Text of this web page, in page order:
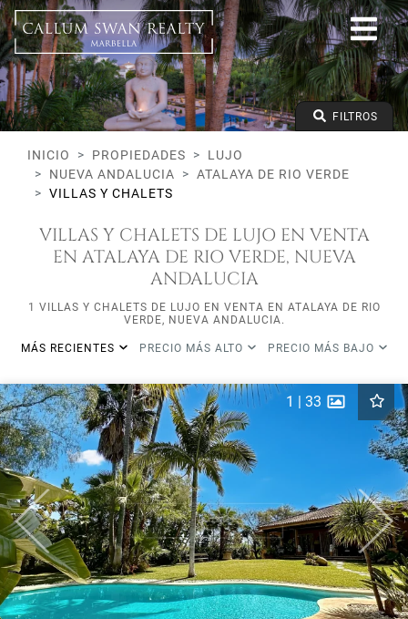
Lujo
Nueva Andalucia
Atalaya de Rio Verde
Villas y Chalets
Precio desde
Precio hasta
Dormitorios mínimos FILTROS
INICIO PROPIEDADES
LUJO
NUEVA ANDALUCIA
ATALAYA DE RIO VERDE
VILLAS Y CHALETS
VILLAS Y CHALETS DE LUJO EN VENTA
EN ATALAYA DE RIO VERDE, NUEVA
ANDALUCIA
1 VILLAS Y CHALETS DE LUJO EN VENTA EN ATALAYA DE RIO
VERDE, NUEVA ANDALUCIA.
MÁS RECIENTES PRECIO MÁS ALTO PRECIO MÁS BAJO
Previous Next
1 | 33